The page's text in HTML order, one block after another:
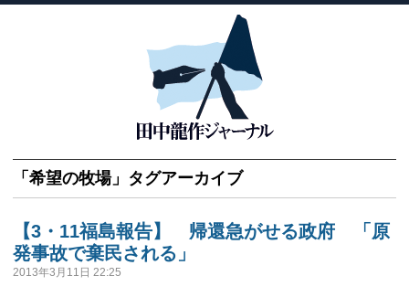
「 希望の牧場」タグアーカイブ
【3・11福島報告】 帰還急がせる政府 「原
発事故で棄民される」
2013年3月11日 22:25